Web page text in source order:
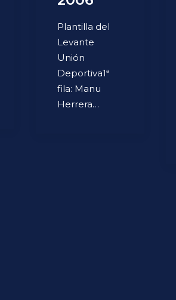
Plantilla del
Levante
Unión
Deportiva1ª
fila: Manu
Herrera…